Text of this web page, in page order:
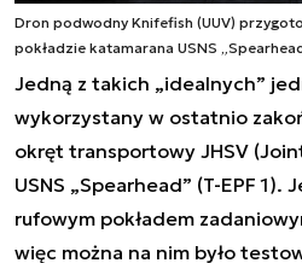
Dron podwodny Knifefish (UUV)
pokładzie katamarana USNS
Jedną z takich „idealnych”
wykorzystany w ostatnio
okręt transportowy JHSV
USNS „Spearhead” (T-EPF 1).
rufowym pokładem
więc można na nim było